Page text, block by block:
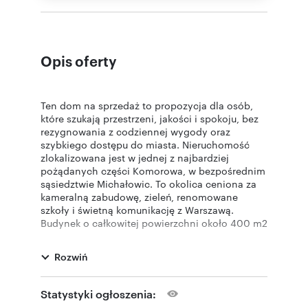
Opis oferty
Ten dom na sprzedaż to propozycja dla osób,
które szukają przestrzeni, jakości i spokoju, bez
rezygnowania z codziennej wygody oraz
szybkiego dostępu do miasta. Nieruchomość
zlokalizowana jest w jednej z najbardziej
pożądanych części Komorowa, w bezpośrednim
sąsiedztwie Michałowic. To okolica ceniona za
kameralną zabudowę, zieleń, renomowane
szkoły i świetną komunikację z Warszawą.
Budynek o całkowitej powierzchni około 400 m2
funkcjonalny układ oraz ponadczasowe
rozwiązania architektoniczne tworzą przestrzeń,
która sprawdzi się zarówno jako komfortowy
dom rodzinny, jak i reprezentacyjna rezydencja.
Rozwiń
Statystyki ogłoszenia: